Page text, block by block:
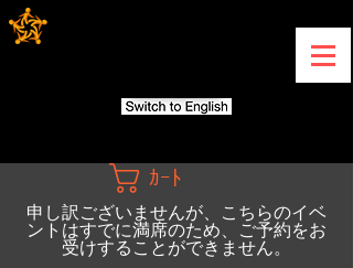
ｶｰﾄ
申し訳ございませんが、こちらのイベ
ントはすでに満席のため、ご予約をお
受けすることができません。